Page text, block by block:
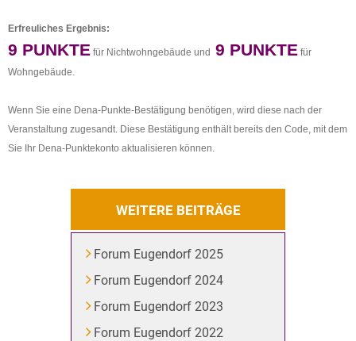
Erfreuliches Ergebnis:
9 PUNKTE für Nichtwohngebäude und 9 PUNKTE für
Wohngebäude.
Wenn Sie eine Dena-Punkte-Bestätigung benötigen, wird diese nach der
Veranstaltung zugesandt. Diese Bestätigung enthält bereits den Code, mit dem
Sie Ihr Dena-Punktekonto aktualisieren können.
WEITERE BEITRÄGE
Forum Eugendorf 2025
Forum Eugendorf 2024
Forum Eugendorf 2023
Forum Eugendorf 2022